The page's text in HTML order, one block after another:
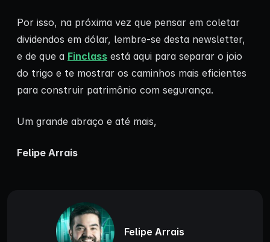
Por isso, na próxima vez que pensar em coletar
dividendos em dólar, lembre-se desta newsletter,
e de que a Finclass está aqui para separar o joio
do trigo e te mostrar os caminhos mais eficientes
para construir patrimônio com segurança.
Um grande abraço e até mais,
Felipe Arrais
Felipe Arrais